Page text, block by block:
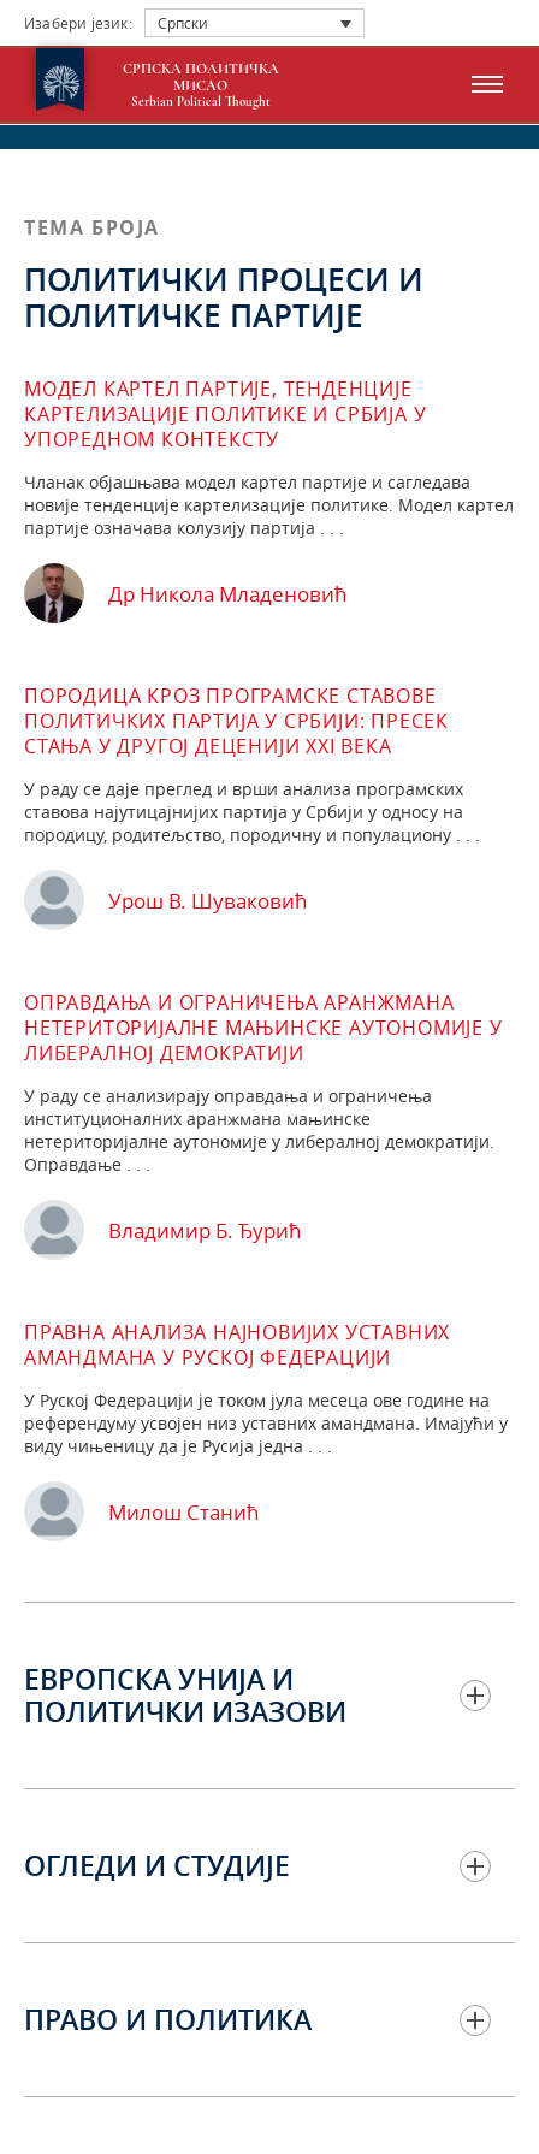
Изабери језик: Српски
СРПСКА ПОЛИТИЧКА
МИСАО
Serbian Political Thought
ТЕМА БРОЈА
ПОЛИТИЧКИ ПРОЦЕСИ И
ПОЛИТИЧКЕ ПАРТИЈЕ
МОДЕЛ КАРТЕЛ ПАРТИЈЕ, ТЕНДЕНЦИЈЕ
КАРТЕЛИЗАЦИЈЕ ПОЛИТИКЕ И СРБИЈА У
УПОРЕДНОМ КОНТЕКСТУ
Чланак објашњава модел картел партије и сагледава
новије тенденције картелизације политике. Модел картел
партије означава колузију партија . . .
Др Никола Младеновић
ПОРОДИЦА КРОЗ ПРОГРАМСКЕ СТАВОВЕ
ПОЛИТИЧКИХ ПАРТИЈА У СРБИЈИ: ПРЕСЕК
СТАЊА У ДРУГОЈ ДЕЦЕНИЈИ XXI ВЕКА
У раду се даје преглед и врши анализа програмских
ставова најутицајнијих партија у Србији у односу на
породицу, родитељство, породичну и популациону . . .
Урош В. Шуваковић
ОПРАВДАЊА И ОГРАНИЧЕЊА АРАНЖМАНА
НЕТЕРИТОРИЈАЛНЕ МАЊИНСКЕ АУТОНОМИЈЕ У
ЛИБЕРАЛНОЈ ДЕМОКРАТИЈИ
У раду се анализирају оправдања и ограничења
институционалних аранжмана мањинске
нетериторијалне аутономије у либералној демократији.
Оправдање . . .
Владимир Б. Ђурић
ПРАВНА АНАЛИЗА НАЈНОВИЈИХ УСТАВНИХ
АМАНДМАНА У РУСКОЈ ФЕДЕРАЦИЈИ
У Руској Федерацији је током јула месеца ове године на
референдуму усвојен низ уставних амандмана. Имајући у
виду чињеницу да је Русија једна . . .
Милош Станић
ЕВРОПСКА УНИЈА И
ПОЛИТИЧКИ ИЗАЗОВИ
ОГЛЕДИ И СТУДИЈЕ
ПРАВО И ПОЛИТИКА